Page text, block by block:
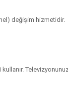
değişim hizmetidir.